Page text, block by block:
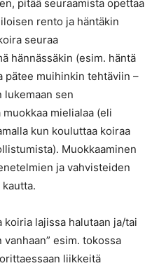
pitää seuraamista opettaa
rento ja häntäkin
seuraa
hännässäkin (esim. häntä
pätee muihinkin tehtäviin –
lukemaan sen
mielialaa (eli
kun kouluttaa koiraa
Muokkaaminen
ja vahvisteiden
koiria lajissa halutaan ja/tai
esim. tokossa
liikkeitä